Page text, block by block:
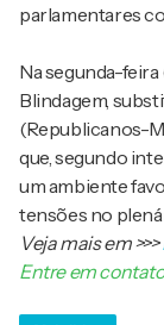
parlamentares
Na segunda-feira
Blindagem,
(Republicanos-
que, segundo
um ambiente
tensões no
Veja mais em>>>
Entre em